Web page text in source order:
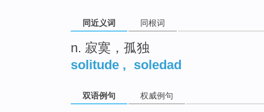
同近义词 同根词
n. 寂寞，孤独
solitude , soledad
双语例句 权威例句